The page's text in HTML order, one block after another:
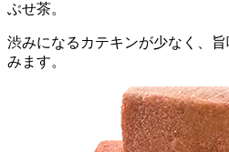
ぶせ茶。
渋みになるカテキンが少なく、
みます。